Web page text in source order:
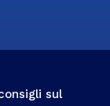
sul